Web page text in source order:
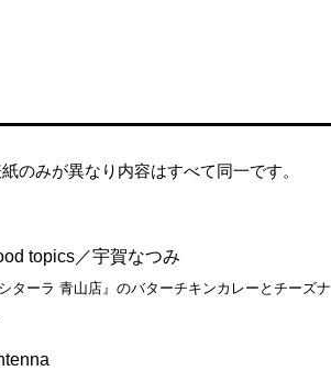
のみが異なり内容はすべて同一です。
topics／宇賀なつみ
シターラ 青山店』のバターチキンカレーとチーズナ